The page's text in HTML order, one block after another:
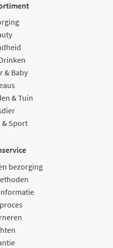
& Baby
& Tuin
& Sport
bezorging